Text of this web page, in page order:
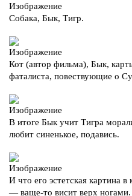
Собака, Бык, Тигр.
Кот (автор фильма), Бык,
фаталиста, повествующие о
В итоге Бык учит Тигра
любит синенькое, подавись.
И что его эстетская картина
— ваще-то висит верх